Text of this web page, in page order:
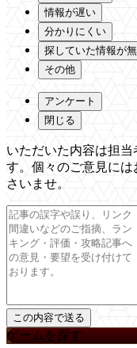
情報が遅い
分かりにくい
探していた情報が
その他
アンケート
閉じる
いただいた内容は担
す。個々のご意見に
さいませ。
ゲームを探す